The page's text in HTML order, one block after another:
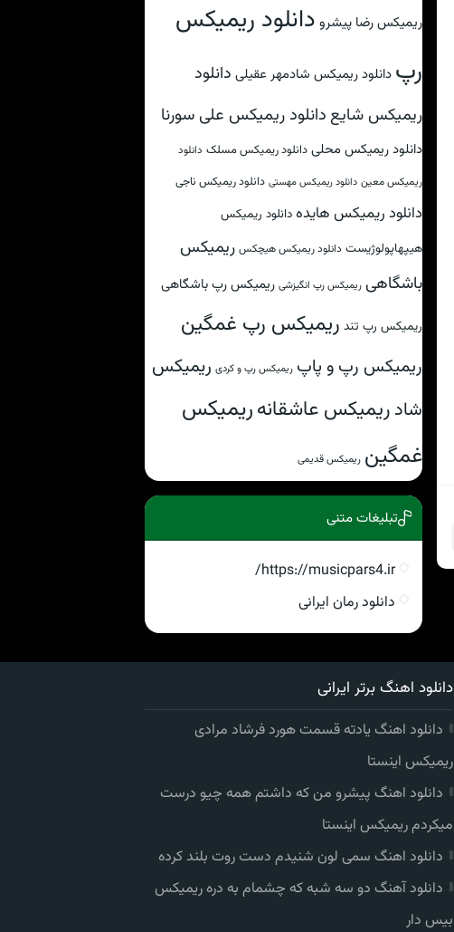
ریمیکس رضا پیشرو دانلود ریمیکس
رپ دانلود ریمیکس شادمهر عقیلی دانلود
ریمیکس شایع دانلود ریمیکس علی سورنا
دانلود ریمیکس محلی دانلود ریمیکس مسلک دانلود
ریمیکس معین دانلود ریمیکس مهستی دانلود ریمیکس ناجی
دانلود ریمیکس هایده دانلود ریمیکس
هیپهاپولوژیست دانلود ریمیکس هیچکس ریمیکس
باشگاهی ریمیکس رپ انگیزشی ریمیکس رپ باشگاهی
ریمیکس رپ تند ریمیکس رپ غمگین
ریمیکس رپ و پاپ ریمیکس رپ و کردی ریمیکس
شادریمیکس عاشقانهریمیکس
غمگین ریمیکس قدیمی
تبلیغات متنی
https://musicpars4.ir/
دانلود رمان ایرانی
دانلود اهنگ برتر ایرانی
دانلود اهنگ یادته قسمت هورد فرشاد مرادی
ریمیکس اینستا
دانلود اهنگ پیشرو من که داشتم همه چیو درست
میکردم ریمیکس اینستا
دانلود اهنگ سمی لون شنیدم دست روت بلند کرده
دانلود آهنگ دو سه شبه که چشمام به دره ریمیکس
بیس دار